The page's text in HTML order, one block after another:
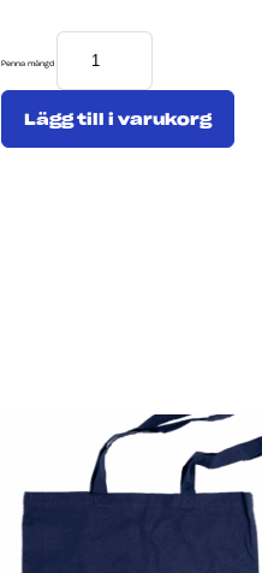
Penna mängd
Lägg till i varukorg